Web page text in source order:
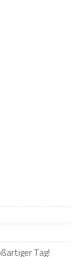
Tag!